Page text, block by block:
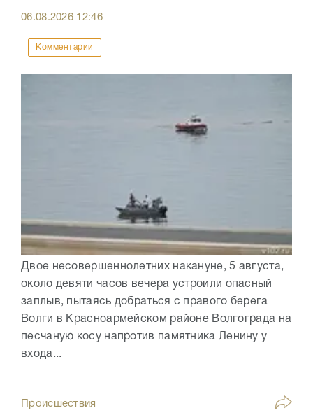
06.08.2026 12:46
Комментарии
Двое несовершеннолетних накануне, 5 августа,
около девяти часов вечера устроили опасный
заплыв, пытаясь добраться с правого берега
Волги в Красноармейском районе Волгограда на
песчаную косу напротив памятника Ленину у
входа...
Происшествия